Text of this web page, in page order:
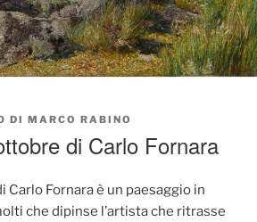
DI MARCO RABINO
di Carlo Fornara
Carlo Fornara è un paesaggio in
che dipinse l’artista che ritrasse